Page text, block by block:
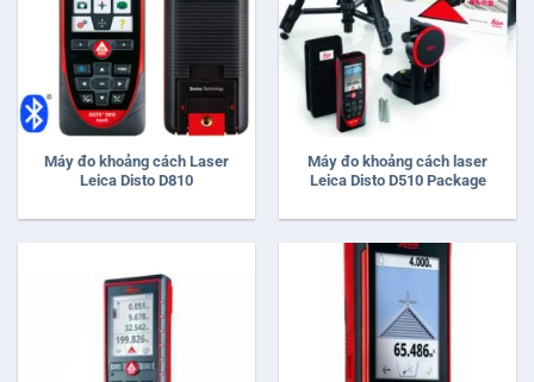
Máy đo khoảng cách Laser
Leica Disto D810
Máy đo khoảng cách laser
Leica Disto D510 Package